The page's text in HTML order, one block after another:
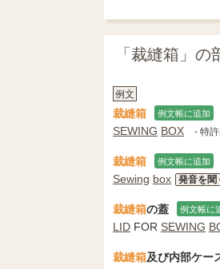
「裁縫箱」
例文
裁縫箱 例文帳に追加
SEWING BOX - 特
裁縫箱 例文帳に追加
Sewing box 発音を聞
裁縫箱の蓋 例文帳に
LID FOR SEWING
裁縫箱及び内部ケー